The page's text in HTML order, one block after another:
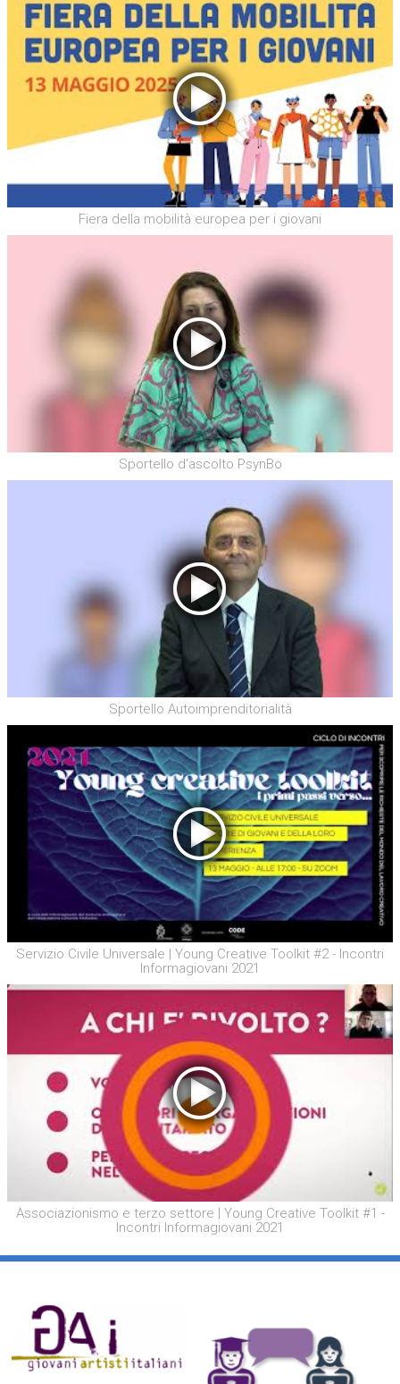
Fiera della mobilità europea per i giovani
Sportello d'ascolto PsynBo
Sportello Autoimprenditorialità
Servizio Civile Universale | Young Creative Toolkit #2 - Incontri
Informagiovani 2021
Associazionismo e terzo settore | Young Creative Toolkit #1 -
Incontri Informagiovani 2021